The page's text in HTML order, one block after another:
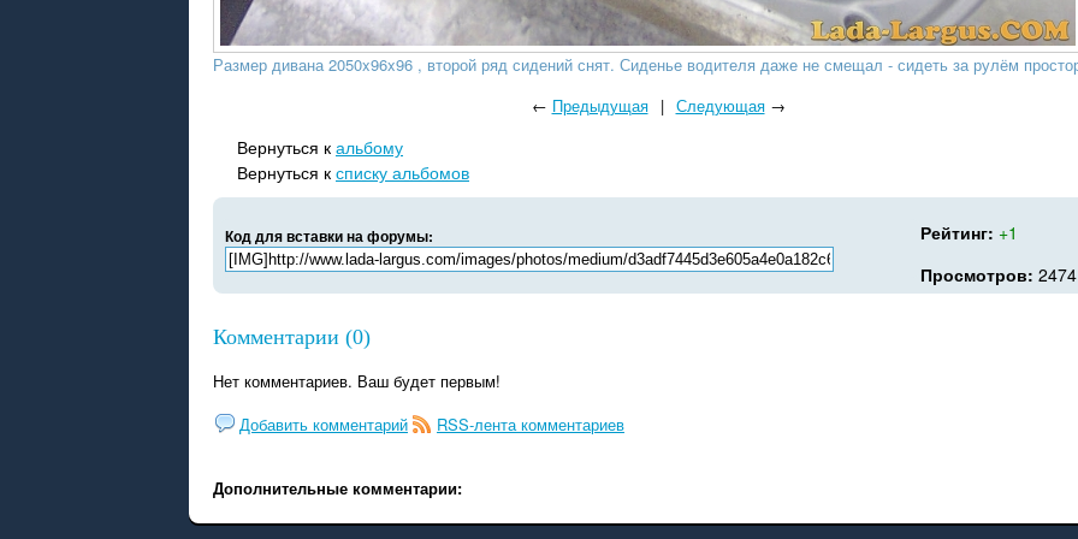
Размер дивана 2050x96x96 , второй ряд сидений снят. Сиденье водителя даже не смещал - сидеть за рулём
← Предыдущая | Следующая→
Вернуться к альбому
Вернуться к списку альбомов
Код для вставки на форумы: Рейтинг: +1
Просмотров: 2474
Комментарии (0)
Нет комментариев. Ваш будет первым!
Добавить комментарий
RSS-лента комментариев
Дополнительные комментарии: